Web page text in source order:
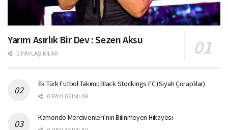
Yarım Asırlık Bir Dev : Sezen Aksu
2 PAYLAŞIMLAR
İlk Türk Futbol Takımı: Black Stockings FC (Siyah Çoraplılar)
0 PAYLAŞIMLAR
Kamondo Merdivenleri’nin Bilinmeyen Hikayesi